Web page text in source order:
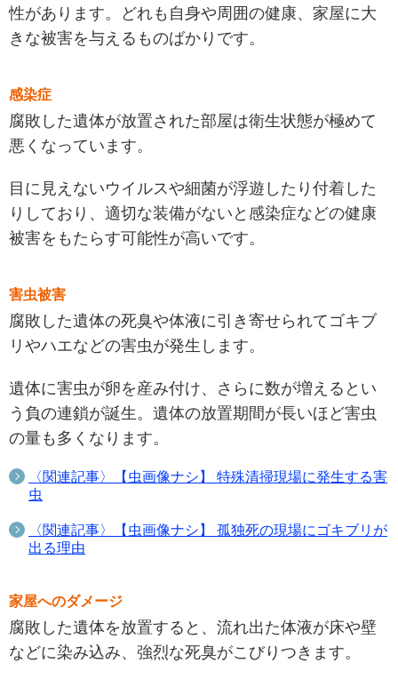
性があります。どれも自身や周囲の健康、家屋に大
きな被害を与えるものばかりです。
感染症
腐敗した遺体が放置された部屋は衛生状態が極めて
悪くなっています。
目に見えないウイルスや細菌が浮遊したり付着した
りしており、適切な装備がないと感染症などの健康
被害をもたらす可能性が高いです。
害虫被害
腐敗した遺体の死臭や体液に引き寄せられてゴキブ
リやハエなどの害虫が発生します。
遺体に害虫が卵を産み付け、さらに数が増えるとい
う負の連鎖が誕生。遺体の放置期間が長いほど害虫
の量も多くなります。
〈関連記事〉【虫画像ナシ】 特殊清掃現場に発生する害
虫
〈関連記事〉【虫画像ナシ】 孤独死の現場にゴキブリが
出る理由
家屋へのダメージ
腐敗した遺体を放置すると、流れ出た体液が床や壁
などに染み込み、強烈な死臭がこびりつきます。